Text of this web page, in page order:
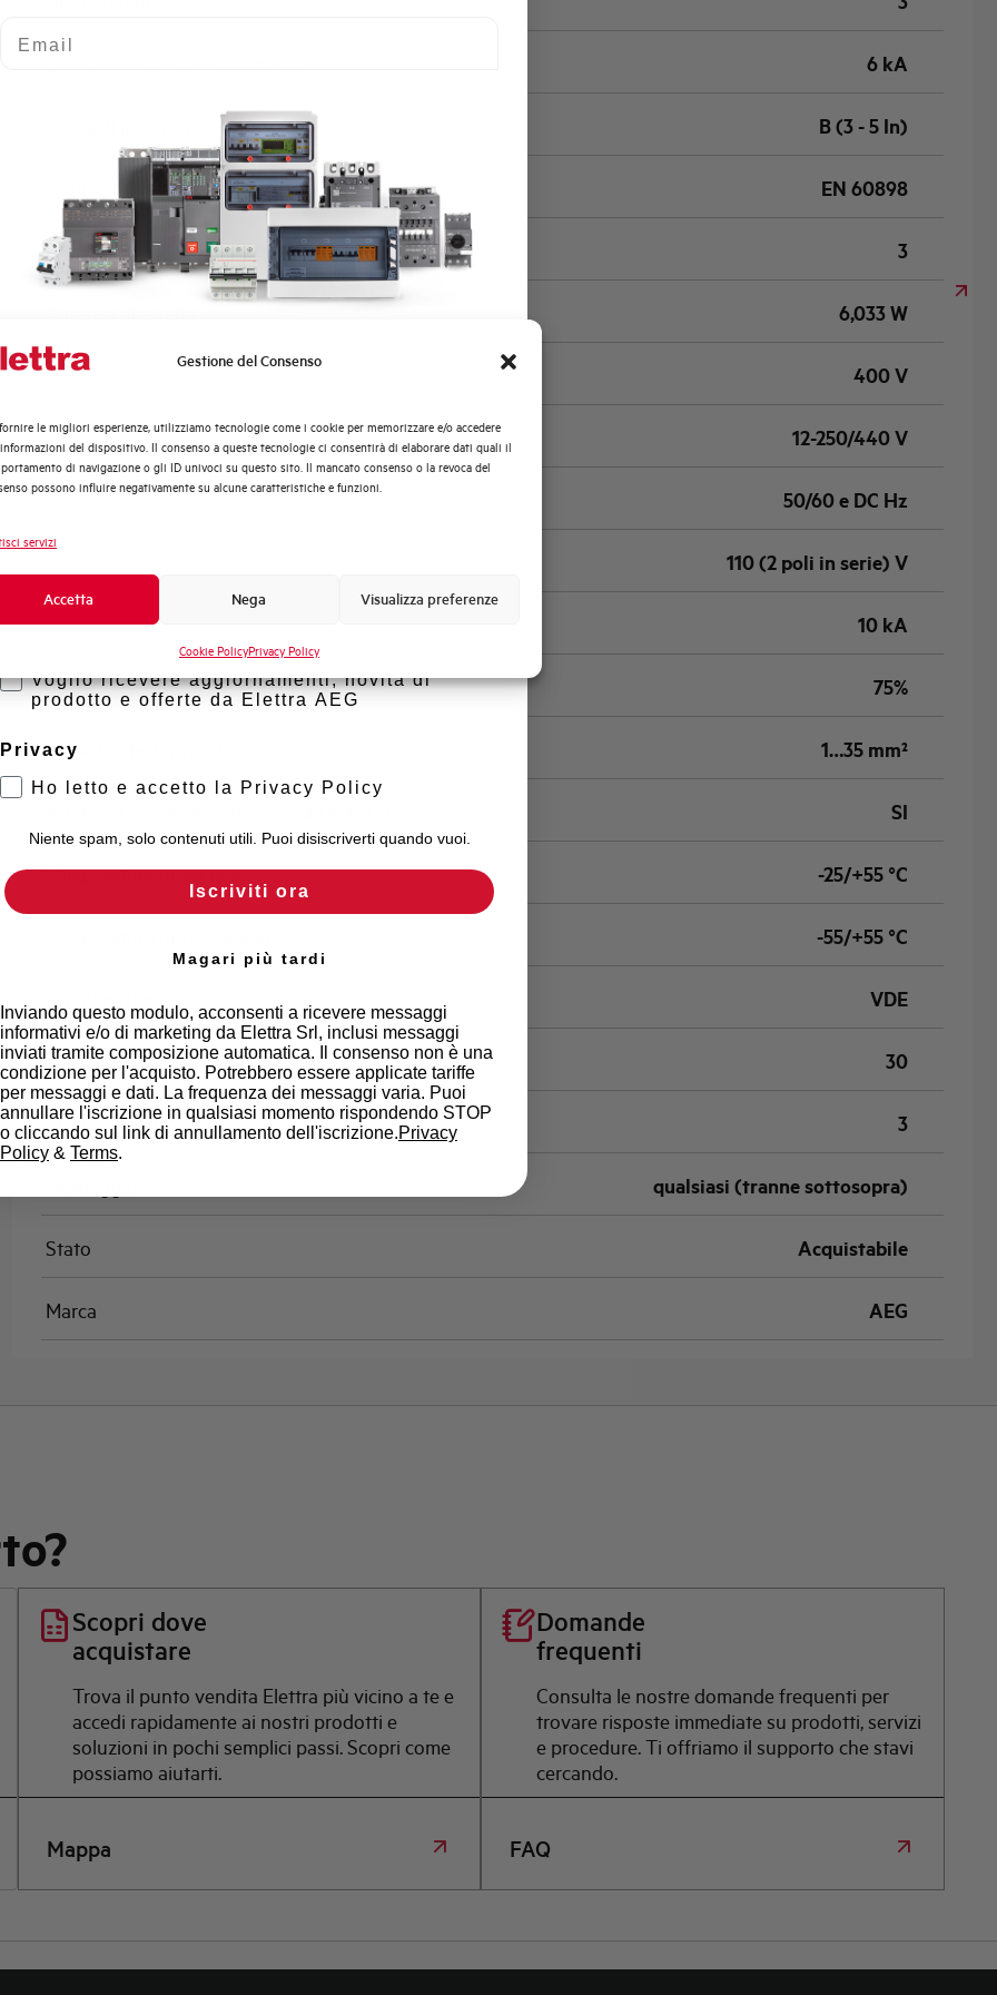
Gestione del Consenso
le migliori esperienze, utilizziamo tecnologie come i cookie per memorizzare e/o accedere
del dispositivo. Il consenso a queste tecnologie ci consentirà di elaborare dati quali il
di navigazione o gli ID univoci su questo sito. Il mancato consenso o la revoca del
possono influire negativamente su alcune caratteristiche e funzioni.
servizi
Accetta Nega Visualizza preferenze
Cookie PolicyPrivacy Policy
6 kA
B (3 - 5 In)
EN 60898
Numero moduli 3
6,033 W
Tensione nominale Ue AC 400 V
Tensione di impiego min-max AC 12-250/440 V
Frequenza 50/60 e DC Hz
110 (2 poli in serie) V
Capacità di rottura EN60947-2 Icu a 400V 10 kA
Capacità di rottura di servizio Ics (%Icu) 75%
Capacità dei terminali 1…35 mm²
SI
Temperatura di impiego -25/+55 °C
-55/+55 °C
VDE
Temperatura di riferimento (°C) 30
Classe di limitazione 3
qualsiasi (tranne sottosopra)
Stato Acquistabile
Marca AEG
Scopri dove
acquistare
Trova il punto vendita Elettra più vicino a te e
accedi rapidamente ai nostri prodotti e
soluzioni in pochi semplici passi. Scopri come
possiamo aiutarti.
Mappa
Domande
frequenti
Consulta le nostre domande frequenti per
trovare risposte immediate su prodotti, servizi
e procedure. Ti offriamo il supporto che stavi
cercando.
FAQ
Quali argomenti ti interessano di più?
Automazione Industriale
Fotovoltaico
Sistema Quadri
Formazione tecnica
Voglio ricevere aggiornamenti, novità di
prodotto e offerte da Elettra AEG
Privacy
Ho letto e accetto la Privacy Policy
Niente spam, solo contenuti utili. Puoi disiscriverti quando vuoi.
Iscriviti ora
Magari più tardi
Inviando questo modulo, acconsenti a ricevere messaggi
informativi e/o di marketing da Elettra Srl, inclusi messaggi
inviati tramite composizione automatica. Il consenso non è una
condizione per l'acquisto. Potrebbero essere applicate tariffe
per messaggi e dati. La frequenza dei messaggi varia. Puoi
annullare l'iscrizione in qualsiasi momento rispondendo STOP
o cliccando sul link di annullamento dell'iscrizione.Privacy
Policy & Terms.